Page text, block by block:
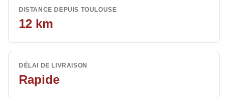
DISTANCE DEPUIS TOULOUSE
12 km
DÉLAI DE LIVRAISON
Rapide